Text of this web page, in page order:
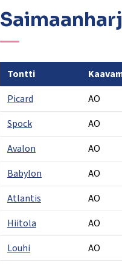
Tontti
Picard
AO
Spock
AO
Avalon
AO
Babylon
AO
Atlantis
AO
Hiitola
AO
Louhi
AO